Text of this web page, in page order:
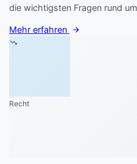
die wichtigsten Fragen rund
Mehr erfahren
Recht